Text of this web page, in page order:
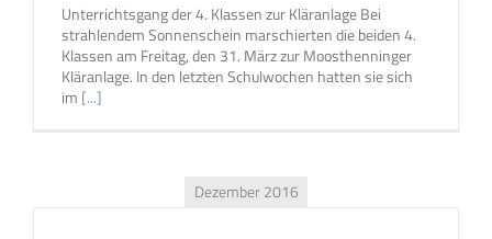
Unterrichtsgang der 4. Klassen zur Kläranlage Bei
strahlendem Sonnenschein marschierten die beiden 4.
Klassen am Freitag, den 31. März zur Moosthenninger
Kläranlage. In den letzten Schulwochen hatten sie sich
im [...]
Dezember 2016